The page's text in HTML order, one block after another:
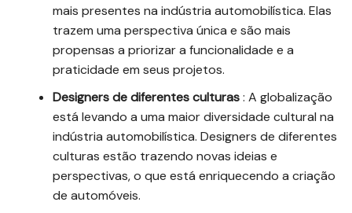
mais presentes na indústria automobilística. Elas
trazem uma perspectiva única e são mais
propensas a priorizar a funcionalidade e a
praticidade em seus projetos.
Designers de diferentes culturas: A globalização
está levando a uma maior diversidade cultural na
indústria automobilística. Designers de diferentes
culturas estão trazendo novas ideias e
perspectivas, o que está enriquecendo a criação
de automóveis.